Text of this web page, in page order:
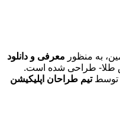
به منظور معرفی و دانلود
طلا- طراحی شده است.
توسطتیم طراحان اپلیکیشن